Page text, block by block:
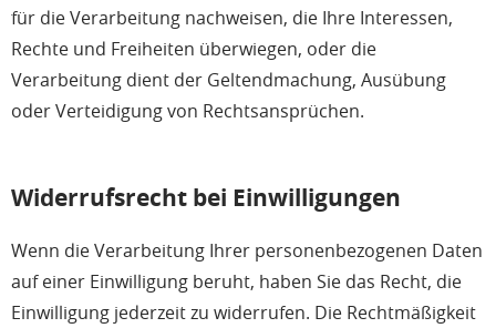
für die Verarbeitung nachweisen, die Ihre Interessen,
Rechte und Freiheiten überwiegen, oder die
Verarbeitung dient der Geltendmachung, Ausübung
oder Verteidigung von Rechtsansprüchen.
Widerrufsrecht bei Einwilligungen
Wenn die Verarbeitung Ihrer personenbezogenen Daten
auf einer Einwilligung beruht, haben Sie das Recht, die
Einwilligung jederzeit zu widerrufen. Die Rechtmäßigkeit